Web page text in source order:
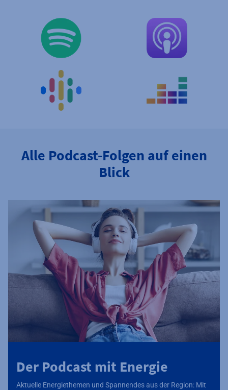
Alle Podcast-Folgen auf einen
Blick
Der Podcast mit Energie
Aktuelle Energiethemen und Spannendes aus der Region: Mit